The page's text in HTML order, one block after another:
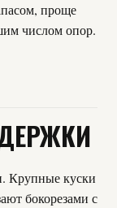
проще
числом опор.
Крупные куски
бокорезами с